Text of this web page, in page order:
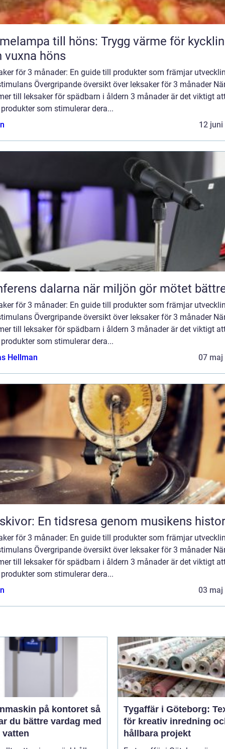
till höns: Trygg värme för
vuxna höns
för 3 månader: En guide till produkter som främjar
Övergripande översikt över leksaker för 3 månader
till leksaker för spädbarn i åldern 3 månader är det viktigt
som stimulerar dera...
12 juni
Konferens dalarna när miljön gör mötet
för 3 månader: En guide till produkter som främjar
Övergripande översikt över leksaker för 3 månader
till leksaker för spädbarn i åldern 3 månader är det viktigt
som stimulerar dera...
Hellman
07 maj
En tidsresa genom musikens
för 3 månader: En guide till produkter som främjar
Övergripande översikt över leksaker för 3 månader
till leksaker för spädbarn i åldern 3 månader är det viktigt
som stimulerar dera...
03 maj
på kontoret så
du bättre vardag med
Tygaffär i Göteborg:
för kreativ inredning
hållbara projekt